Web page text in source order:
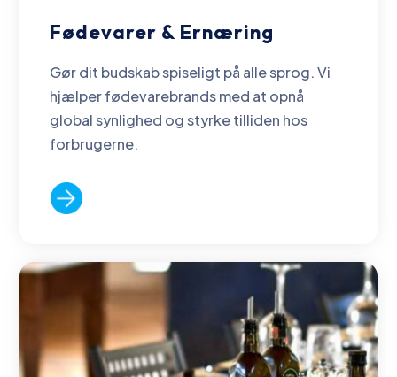
Fødevarer & Ernæring
Gør dit budskab spiseligt på alle sprog. Vi
hjælper fødevarebrands med at opnå
global synlighed og styrke tilliden hos
forbrugerne.